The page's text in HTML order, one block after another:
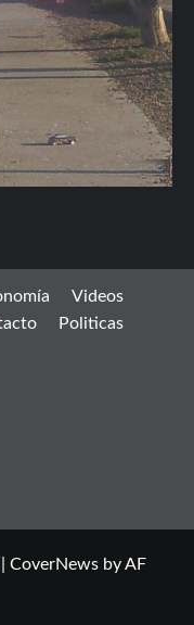
Videos
Politicas
CoverNewsby AF